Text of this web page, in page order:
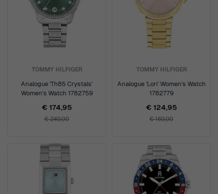
TOMMY HILFIGER
Analogue 'Th85 Crystals'
Women's Watch 1782759
€ 174,95
€ 249,00
TOMMY HILFIGER
Analogue 'Lori' Women's Watch
1782779
€ 124,95
€ 169,00